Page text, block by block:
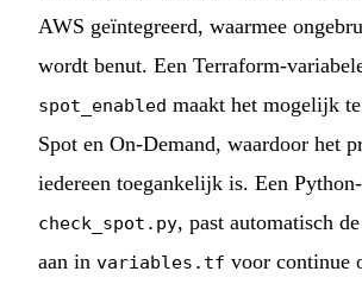
AWS geïntegreerd, waarmee
wordt benut. Een Terraform-
spot_enabled maakt het mogelijk
Spot en On-Demand, waardoor het
iedereen toegankelijk is. Een
check_spot.py, past automatisch
aan in variables.tf voor continue